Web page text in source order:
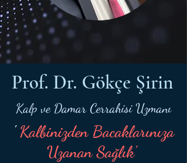
Kalp ve Damar Cerrahisi Uzmanı
Prof. Dr. Gökçe Şirin
Kalbinizden Bacaklarınıza
Uzanan Sağlık'